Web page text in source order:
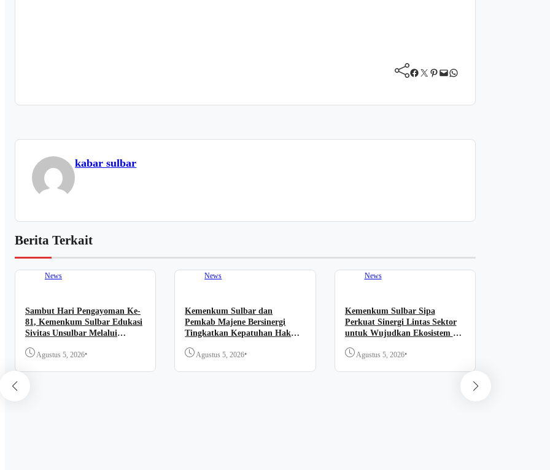
Facebook Twitter Pinterest Mail WhatsApp
kabar sulbar
Berita Terkait
News
Sambut Hari Pengayoman Ke-
81, Kemenkum Sulbar Edukasi
Sivitas Unsulbar Melalui
Agustus 5, 2026•
News
Kemenkum Sulbar dan
Pemkab Majene Bersinergi
Tingkatkan Kepatuhan Hak
Agustus 5, 2026•
News
Kemenkum Sulbar Sipa
Perkuat Sinergi Lintas Sektor
untuk Wujudkan Ekosistem KI
Agustus 5, 2026•